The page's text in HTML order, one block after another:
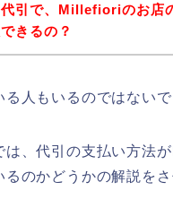
代引で、Millefioriのお店
きるの？
る人もいるのではないで
は、代引の支払い方法
るのかどうかの解説を